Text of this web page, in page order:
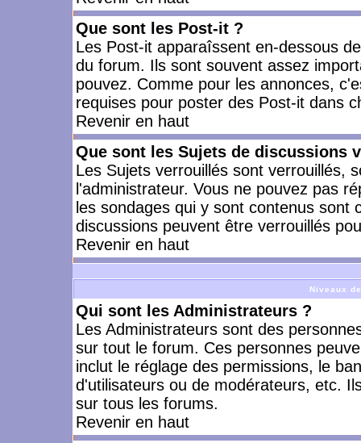
Que sont les Post-it ?
Les Post-it apparaîssent en-dessous
du forum. Ils sont souvent assez
pouvez. Comme pour les annonces,
requises pour poster des Post-it dans
Revenir en haut
Que sont les Sujets de discussions
Les Sujets verrouillés sont verrouillés,
l'administrateur. Vous ne pouvez pas
les sondages qui y sont contenus
discussions peuvent être verrouillés
Revenir en haut
Niveaux
Qui sont les Administrateurs ?
Les Administrateurs sont des
sur tout le forum. Ces personnes
inclut le réglage des permissions, le
d'utilisateurs ou de modérateurs, etc.
sur tous les forums.
Revenir en haut